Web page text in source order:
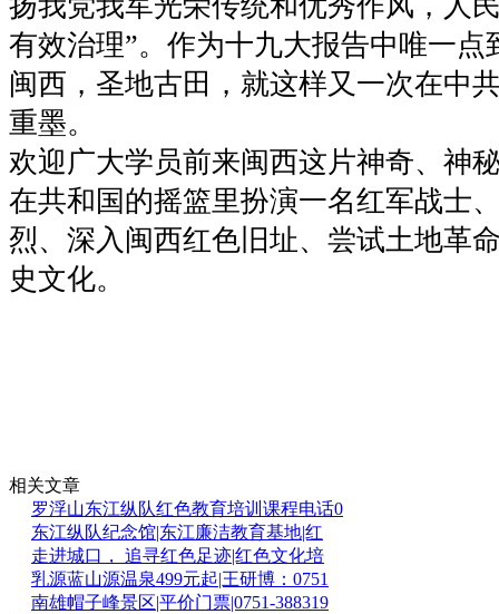
有效治理”。作为十九大报告中唯一点
闽西，圣地古田，就这样又一次在中
重墨。
欢迎广大学员前来闽西这片神奇、神
在共和国的摇篮里扮演一名红军战士
烈、深入闽西红色旧址、尝试土地革
史文化。
相关文章
罗浮山东江纵队红色教育培训课程电话0
东江纵队纪念馆|东江廉洁教育基地|红
走进城口， 追寻红色足迹|红色文化培
乳源蓝山源温泉499元起|王研博：0751
南雄帽子峰景区|平价门票|0751-388319